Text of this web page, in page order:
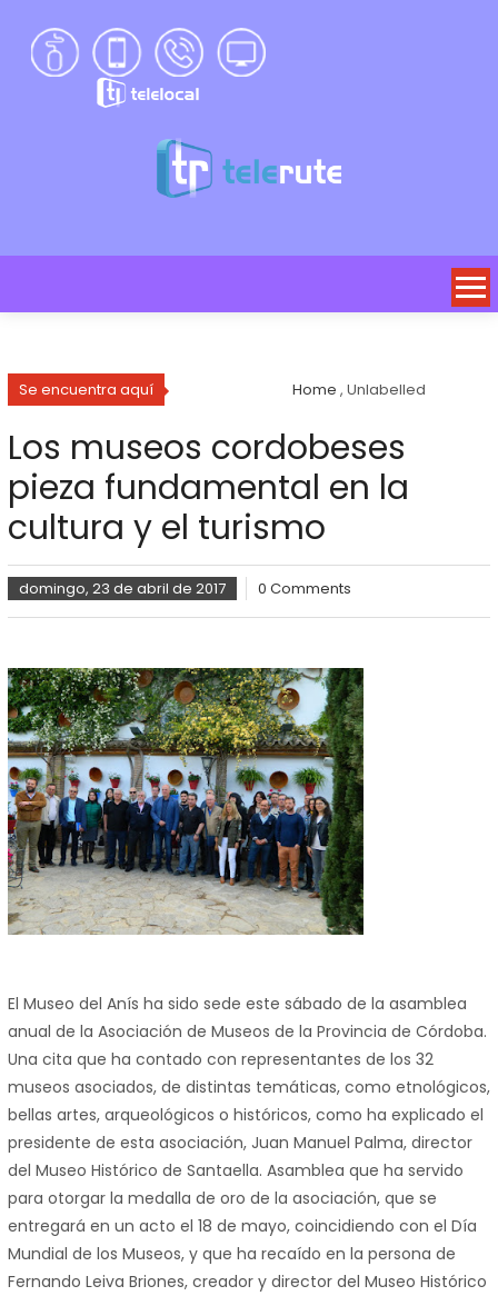
Se encuentra aquí Home , Unlabelled
Los museos cordobeses
pieza fundamental en la
cultura y el turismo
domingo, 23 de abril de 2017 0 Comments
El Museo del Anís ha sido sede este sábado de la asamblea
anual de la Asociación de Museos de la Provincia de Córdoba.
Una cita que ha contado con representantes de los 32
museos asociados, de distintas temáticas, como etnológicos,
bellas artes, arqueológicos o históricos, como ha explicado el
presidente de esta asociación, Juan Manuel Palma, director
del Museo Histórico de Santaella. Asamblea que ha servido
para otorgar la medalla de oro de la asociación, que se
entregará en un acto el 18 de mayo, coincidiendo con el Día
Mundial de los Museos, y que ha recaído en la persona de
Fernando Leiva Briones, creador y director del Museo Histórico